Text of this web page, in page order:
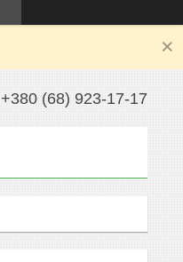
+380 (68) 923-17-17